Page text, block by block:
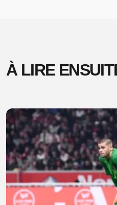
À LIRE